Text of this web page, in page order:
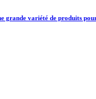
grande variété de produits